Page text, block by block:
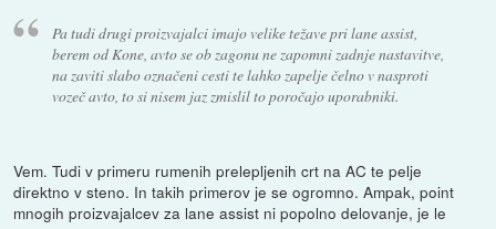
Pa tudi drugi proizvajalci imajo velike težave pri lane assist,
berem od Kone, avto se ob zagonu ne zapomni zadnje nastavitve,
na zaviti slabo označeni cesti te lahko zapelje čelno v nasproti
vozeč avto, to si nisem jaz zmislil to poročajo uporabniki.
Vem. Tudi v primeru rumenih prelepljenih crt na AC te pelje
direktno v steno. In takih primerov je se ogromno. Ampak, point
mnogih proizvajalcev za lane assist ni popolno delovanje, je le